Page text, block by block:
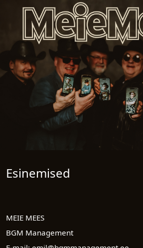
Esinemised
MEIE MEES
BGM Management